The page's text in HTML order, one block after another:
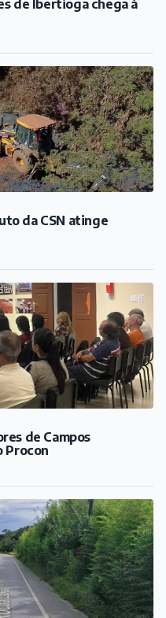
de Ibertioga chega à
da CSN atinge
de Campos
Procon